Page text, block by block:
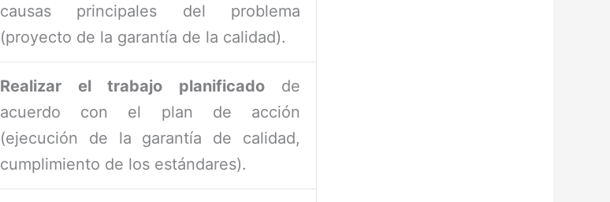
causas principales del problema
(proyecto de la garantía de la calidad).
Realizar el trabajo planificadode
acuerdo con el plan de acción
(ejecución de la garantía de calidad,
cumplimiento de los estándares).